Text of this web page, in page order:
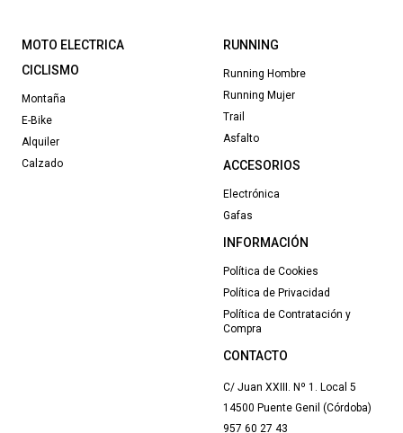
MOTO ELECTRICA
CICLISMO
Montaña
E-Bike
Alquiler
Calzado
RUNNING
Running Hombre
Running Mujer
Trail
Asfalto
ACCESORIOS
Electrónica
Gafas
INFORMACIÓN
Política de Cookies
Política de Privacidad
Política de Contratación y
Compra
CONTACTO
C/ Juan XXIII. Nº 1. Local 5
14500 Puente Genil (Córdoba)
957 60 27 43